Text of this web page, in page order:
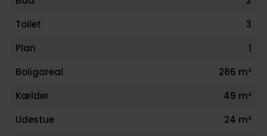
Toilet
3
Plan
1
Boligareal
286 m²
Kælder
49 m²
Udestue
24 m²